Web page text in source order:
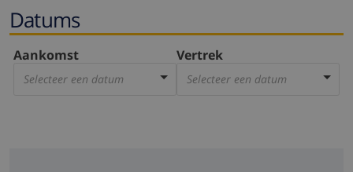
Datums
Aankomst
Selecteer een datum
Vertrek
Selecteer een datum